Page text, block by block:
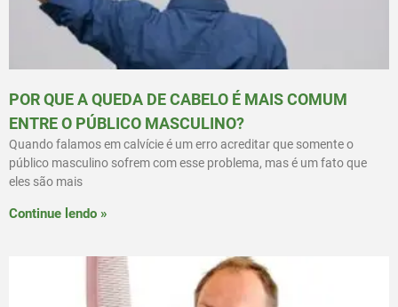
POR QUE A QUEDA DE CABELO É MAIS COMUM
ENTRE O PÚBLICO MASCULINO?
Quando falamos em calvície é um erro acreditar que somente o
público masculino sofrem com esse problema, mas é um fato que
eles são mais
Continue lendo »